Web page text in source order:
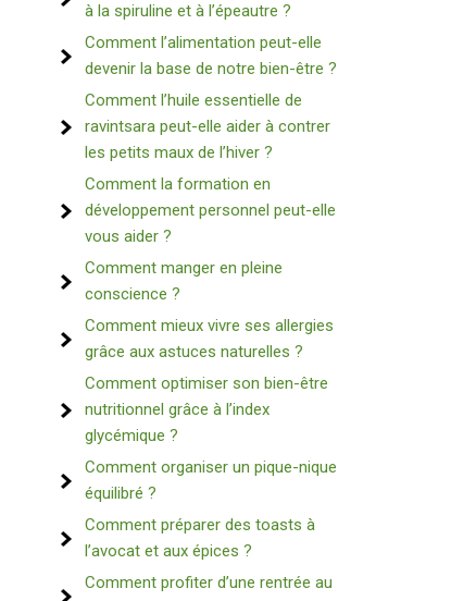
à la spiruline et à l’épeautre ?
Comment l’alimentation peut-elle
devenir la base de notre bien-être ?
Comment l’huile essentielle de
ravintsara peut-elle aider à contrer
les petits maux de l’hiver ?
Comment la formation en
développement personnel peut-elle
vous aider ?
Comment manger en pleine
conscience ?
Comment mieux vivre ses allergies
grâce aux astuces naturelles ?
Comment optimiser son bien-être
nutritionnel grâce à l’index
glycémique ?
Comment organiser un pique-nique
équilibré ?
Comment préparer des toasts à
l’avocat et aux épices ?
Comment profiter d’une rentrée au